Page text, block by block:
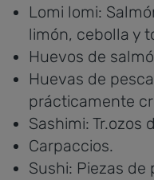
Lomi lomi:
limón, cebolla y
Huevos de
Huevas de
prácticamente
Sashimi: Tr.ozos
Carpaccios.
Sushi: Piezas